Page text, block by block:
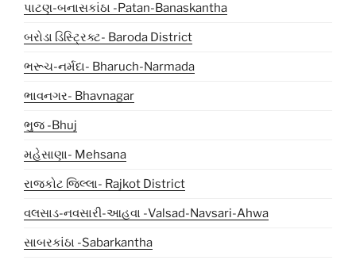
પાટણ-બનાસકાંઠા -Patan-Banaskantha
બરોડા ડિસ્ટ્રિક્ટ- Baroda District
ભરૂચ-નર્મદા- Bharuch-Narmada
ભાવનગર- Bhavnagar
ભુજ -Bhuj
મહેસાણા- Mehsana
રાજકોટ જિલ્લા- Rajkot District
વલસાડ-નવસારી-આહવા -Valsad-Navsari-Ahwa
સાબરકાંઠા -Sabarkantha